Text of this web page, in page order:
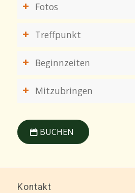
Fotos
Treffpunkt
Beginnzeiten
Mitzubringen
BUCHEN
Kontakt